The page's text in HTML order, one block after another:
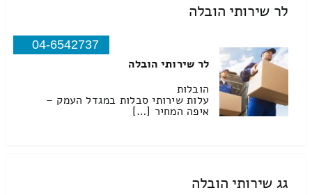
לר שירותי הובלה
04-6542737
לר שירותי הובלה
הובלות
עלות שירותי סבלות במגדל העמק –
איפה המחיר […]
גג שירותי הובלה